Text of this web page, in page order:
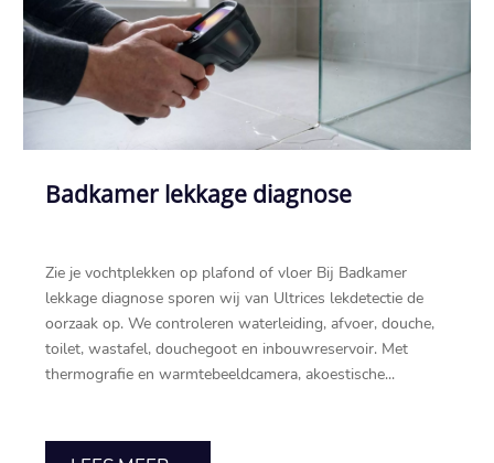
Badkamer lekkage diagnose
Zie je vochtplekken op plafond of vloer Bij Badkamer
lekkage diagnose sporen wij van Ultrices lekdetectie de
oorzaak op.​ We controleren waterleiding, afvoer, douche,
toilet, wastafel, douchegoot en inbouwreservoir.​ Met
thermografie en warmtebeeldcamera, akoestische...